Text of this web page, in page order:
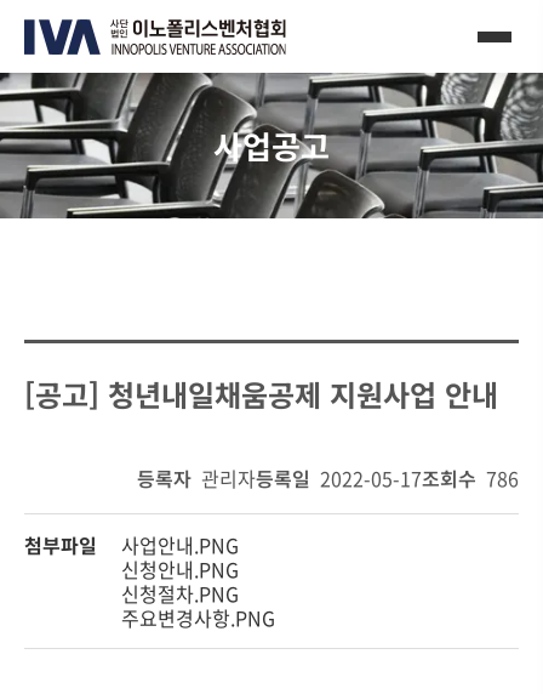
사업공고
[공고] 청년내일채움공제 지원사업 안내
등록자 관리자등록일 2022-05-17조회수 786
첨부파일
사업안내.PNG
신청안내.PNG
신청절차.PNG
주요변경사항.PNG